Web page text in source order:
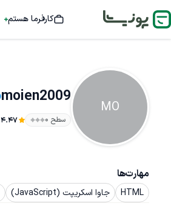
کارفرما هستم
MO
moien2009
سطح ۰ 4.47
مهارت‌ها
HTML جاوا اسکریپت (JavaScript)